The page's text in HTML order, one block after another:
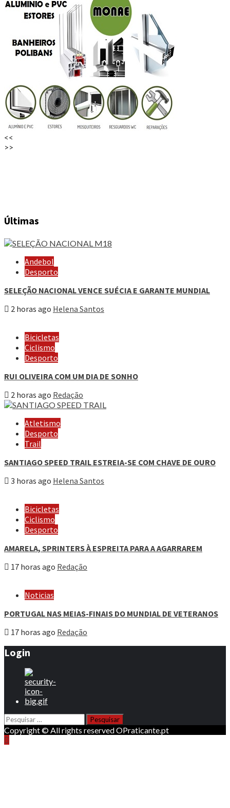
<<
>>
Últimas
Andebol
Desporto
SELEÇÃO NACIONAL VENCE SUÉCIA E GARANTE MUNDIAL
2 horas ago Helena Santos
Bicicletas
Ciclismo
Desporto
RUI OLIVEIRA COM UM DIA DE SONHO
2 horas ago Redação
Atletismo
Desporto
Trail
SANTIAGO SPEED TRAIL ESTREIA-SE COM CHAVE DE OURO
3 horas ago Helena Santos
Bicicletas
Ciclismo
Desporto
AMARELA, SPRINTERS À ESPREITA PARA A AGARRAREM
17 horas ago Redação
Noticias
PORTUGAL NAS MEIAS-FINAIS DO MUNDIAL DE VETERANOS
17 horas ago Redação
Login
Pesquisar
por:
Copyright © All rights reserved OPraticante.pt